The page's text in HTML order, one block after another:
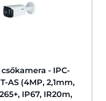
- IPC-
AS (4MP, 2,1mm,
IP67, IR20m,